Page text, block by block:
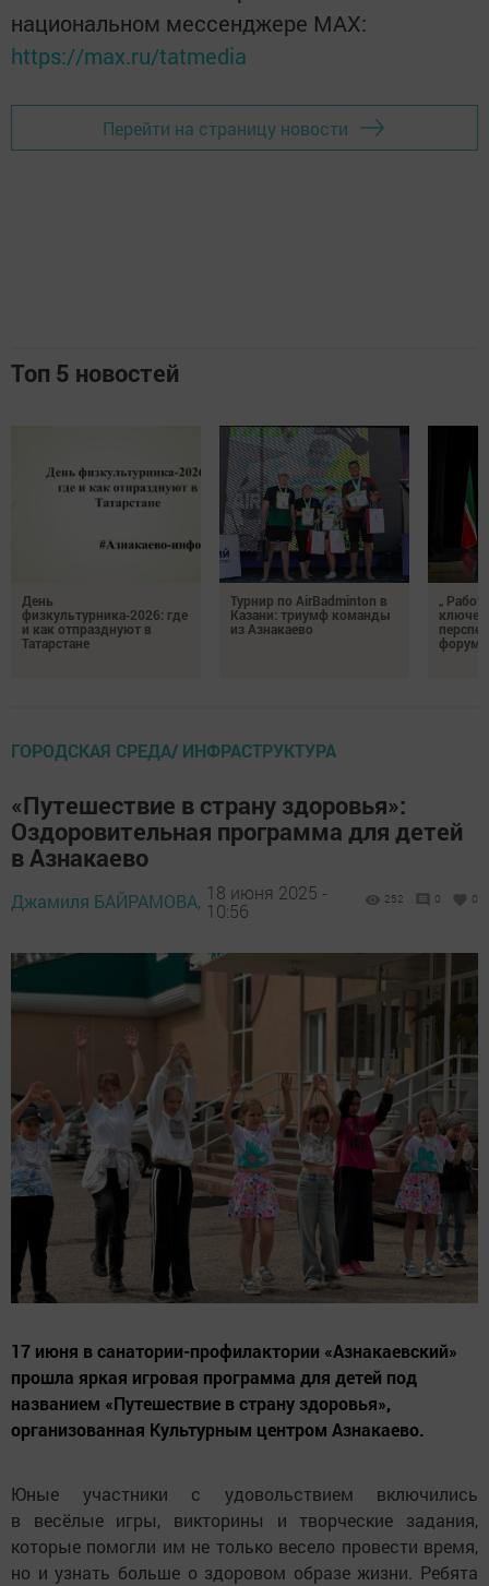
национальном мессенджере MАХ:
https://max.ru/tatmedia
Перейти на страницу новости
Топ 5 новостей
День
физкультурника‑2026: где
и как отпразднуют в
Татарстане
Турнир по AirBadminton в
Казани: триумф команды
из Азнакаево
„
форуме
ГОРОДСКАЯ СРЕДА/ ИНФРАСТРУКТУРА
«Путешествие в страну здоровья»:
Оздоровительная программа для детей
в Азнакаево
Джамиля БАЙРАМОВА, 18 июня 2025 -
10:56
252 0 0
17 июня в санатории-профилактории «Азнакаевский»
прошла яркая игровая программа для детей под
названием «Путешествие в страну здоровья»,
организованная Культурным центром Азнакаево.
Юные участники с удовольствием включились
в весёлые игры, викторины и творческие задания,
которые помогли им не только весело провести время,
но и узнать больше о здоровом образе жизни. Ребята